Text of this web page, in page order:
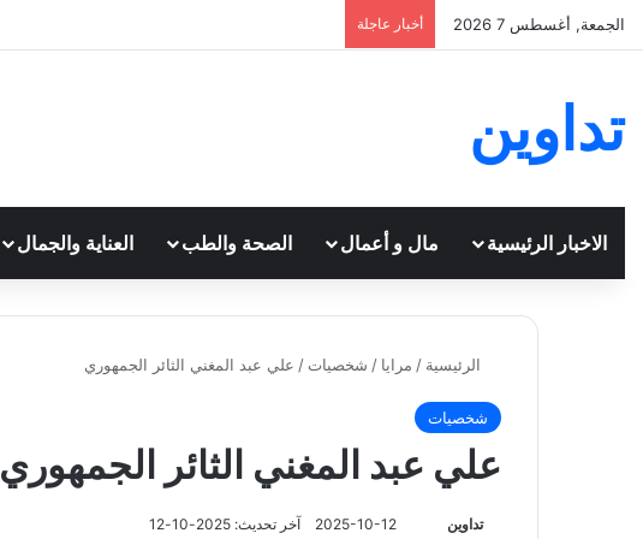
الجمعة, أغسطس 7 2026 أخبار عاجلة
تداوين
الاخبار الرئيسية مال و أعمال الصحة والطب العناية والجمال
الرئيسية / مرايا / شخصيات / علي عبد المغني الثائر الجمهوري
شخصيات
علي عبد المغني الثائر الجمهوري
تداوين 2025-10-12 آخر تحديث: 2025-10-12